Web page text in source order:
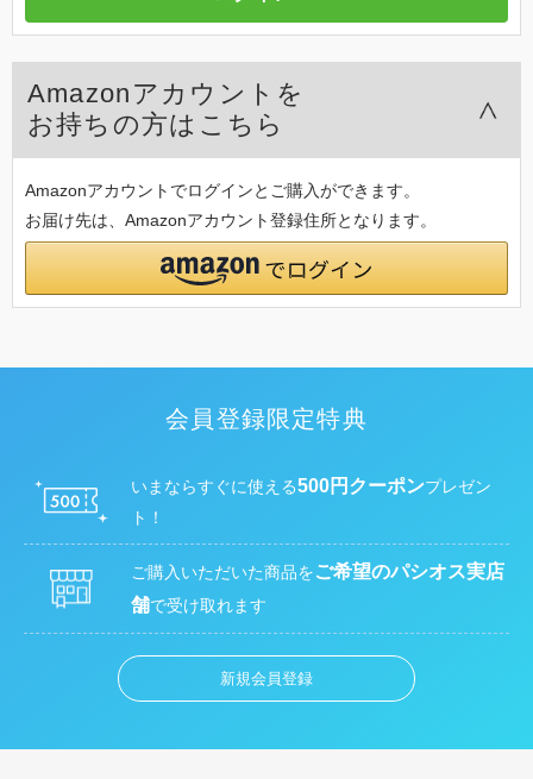
Amazonアカウントを
お持ちの方はこちら
Amazonアカウントでログインとご購入ができます。
お届け先は、Amazonアカウント登録住所となります。
会員登録限定特典
いまならすぐに使える500円クーポンプレゼン
ト！
ご購入いただいた商品をご希望のパシオス実店
舗で受け取れます
新規会員登録